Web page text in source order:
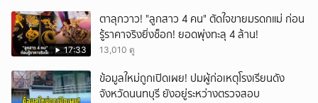
17:33
ตาลุกวาว! "ลูกสาว 4 คน" ตัดใจขายมรดกแม่ ก่อน
รู้ราคาจริงยิ่งช็อก! ยอดพุ่งทะลุ 4 ล้าน!
13,010 ดู
ข้อมูลใหม่ถูกเปิดเผย! ปมผู้ก่อเหตุโรงเรียนดัง
จังหวัดนนทบุรี ยังอยู่ระหว่างตรวจสอบ